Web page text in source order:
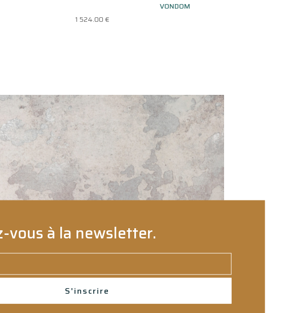
VONDOM
1 524.00€
vous à la newsletter.
S'inscrire